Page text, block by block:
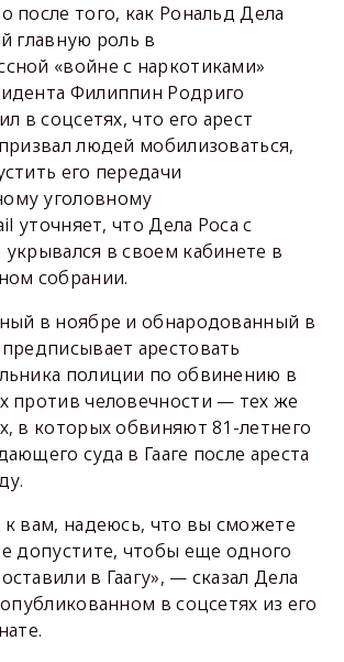
после того, как Рональд Дела
главную роль в
«войне с наркотиками»
Филиппин Родриго
в соцсетях, что его арест
людей мобилизоваться,
его передачи
уголовному
уточняет, что Дела Роса с
в своем кабинете в
собрании.
в ноябре и обнародованный в
арестовать
полиции по обвинению в
против человечности — тех же
в которых обвиняют 81-летнего
суда в Гааге после ареста
вам, надеюсь, что вы сможете
допустите, чтобы еще одного
в Гаагу», — сказал Дела
в соцсетях из его